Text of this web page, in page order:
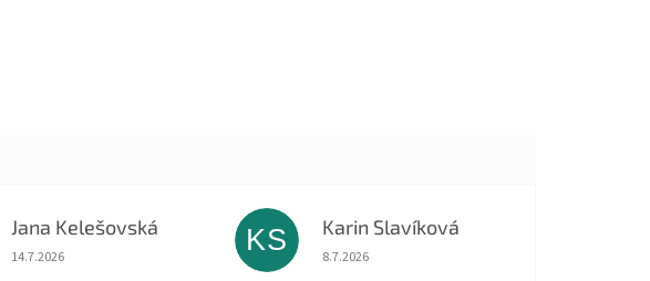
Jana Kelešovská
Hodnocení obchodu je 5 z 5 hvězdiček.
14.7.2026
KS Karin Slavíková
Hodnocení obchodu je 5 z 5 hvězdiček.
8.7.2026